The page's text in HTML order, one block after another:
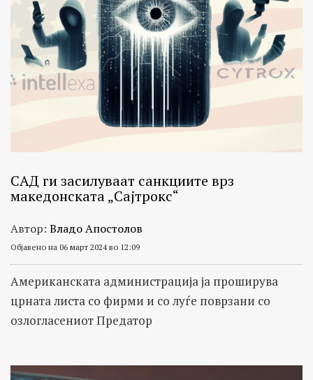
САД ги засилуваат санкциите врз
македонската „Сајтрокс“
Автор: Владо Апостолов
Објавено на 06 март 2024 во 12:09
Американската администрација ја проширува
црната листа со фирми и со луѓе поврзани со
озлогласениот Предатор